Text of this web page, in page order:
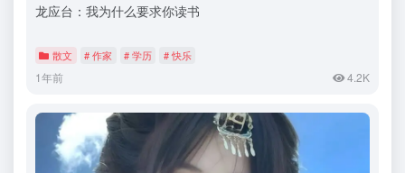
龙应台：我为什么要求你读书
散文 # 作家 # 学历 # 快乐
1年前 4.2K